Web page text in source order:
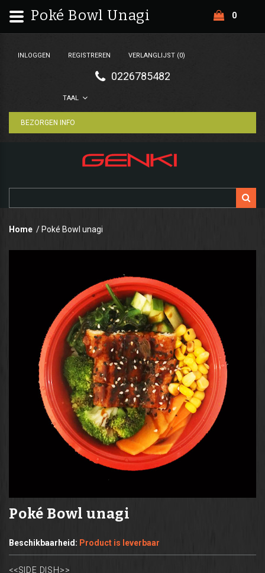
INLOGGEN REGISTREREN VERLANGLIJST (0)
0226785482
0
TAAL
BEZORGEN INFO
Home Poké Bowl unagi
Poké Bowl unagi
Beschikbaarheid: Product is leverbaar
<<SIDE DISH>>
Poké Bowl Unagi